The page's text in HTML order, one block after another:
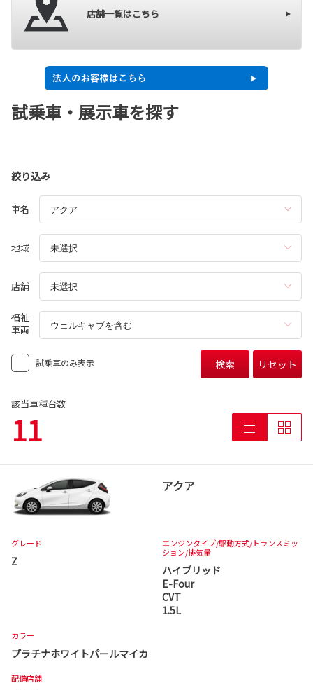
店舗一覧はこちら
試乗車・展示車を探す
絞り込み
車名
地域
店舗
福祉
車両
試乗車のみ表示 検索 リセット
該当車種台数
11
アクア
グレード
Z
エンジンタイプ/駆動方式/トランスミッ
ション/排気量
ハイブリッド
E-Four
CVT
1.5L
カラー
プラチナホワイトパールマイカ
配備店舗